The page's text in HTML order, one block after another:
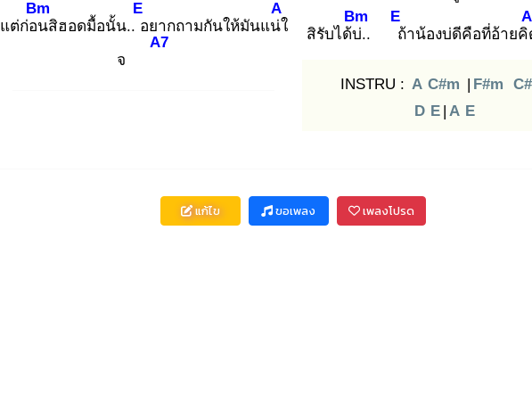
แต่ก่อน
Bm
สิฮอดมื้อนั้น.. อ
E
ยากถามกันให้มันแน่ใ
A
จ
A7 สิรับได้บ่.
Bm
. ถ้
E
าน้องบ่ดีคือที่อ้ายคิ
A
INSTRU : A C#m | F#m
D E | A E
แก้ไข ขอเพลง เพลงโปรด